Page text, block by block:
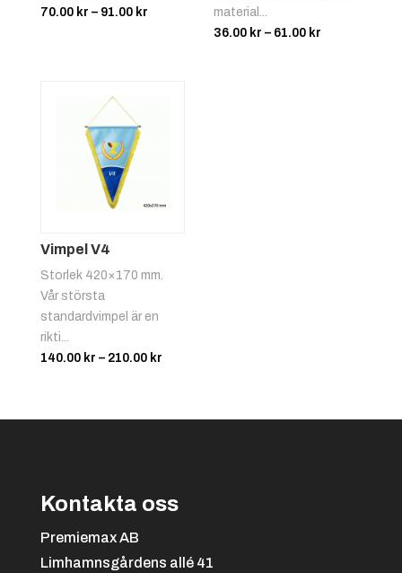
70.00 kr – 91.00 krPrisintervall:material...
36.00 kr – 61.00 kr
Vimpel V4
Storlek 420×170 mm.
Vår största
standardvimpel är en
rikti...
140.00 kr – 210.00 krPrisintervall:
210.00 kr
Kontakta oss
Premiemax AB
Limhamnsgårdens allé 41